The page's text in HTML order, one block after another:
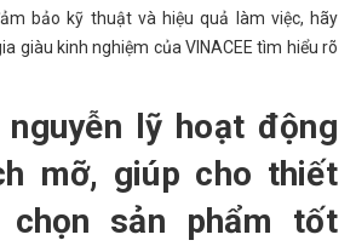
bảo kỹ thuật và hiệu quả làm việc, hãy
giàu kinh nghiệm của VINACEE tìm hiểu rõ
lỹ hoạt động
mỡ, giúp cho thiết
sản phẩm tốt